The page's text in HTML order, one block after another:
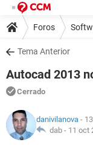
Foros
Tema Anterior
Autocad 2013
Cerrado
danivilanova -
dab - 11 oct